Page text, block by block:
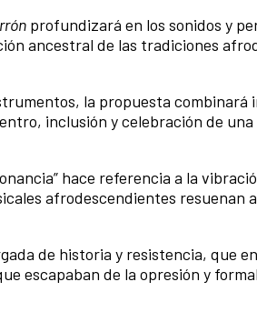
profundizará en los sonidos y
ancestral de las tradiciones
la propuesta combinará
inclusión y celebración de
hace referencia a la
afrodescendientes resuenan
de historia y resistencia, que
escapaban de la opresión y